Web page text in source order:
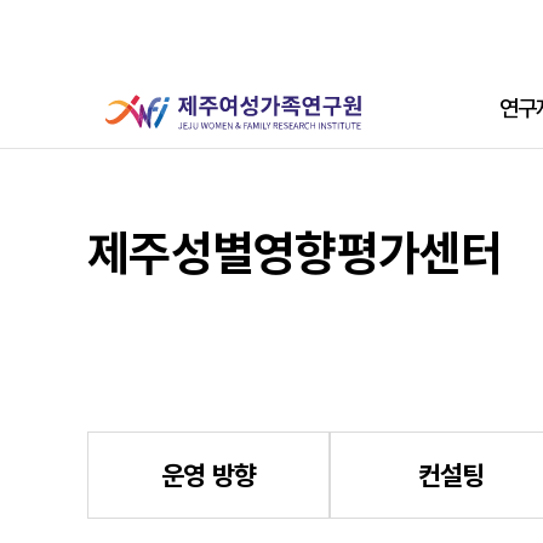
주메뉴
연구
제주성별영향평가센터
운영 방향 컨설팅